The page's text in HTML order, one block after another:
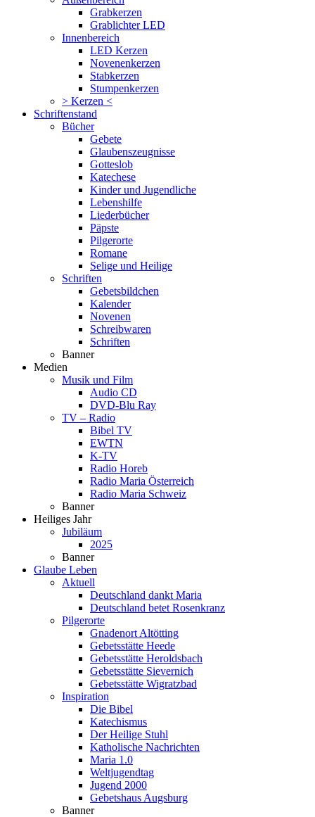
Grabkerzen
Grablichter LED
Innenbereich
LED Kerzen
Novenenkerzen
Stabkerzen
Stumpenkerzen
> Kerzen <
Schriftenstand
Bücher
Gebete
Glaubenszeugnisse
Gotteslob
Katechese
Kinder und Jugendliche
Lebenshilfe
Liederbücher
Päpste
Pilgerorte
Romane
Selige und Heilige
Schriften
Gebetsbildchen
Kalender
Novenen
Schreibwaren
Schriften
Banner
Medien
Musik und Film
Audio CD
DVD-Blu Ray
TV – Radio
Bibel TV
EWTN
K-TV
Radio Horeb
Radio Maria Österreich
Radio Maria Schweiz
Banner
Heiliges Jahr
Jubiläum
2025
Banner
Glaube Leben
Aktuell
Deutschland dankt Maria
Deutschland betet Rosenkranz
Pilgerorte
Gnadenort Altötting
Gebetsstätte Heede
Gebetsstätte Heroldsbach
Gebetsstätte Sievernich
Gebetsstätte Wigratzbad
Inspiration
Die Bibel
Katechismus
Der Heilige Stuhl
Katholische Nachrichten
Maria 1.0
Weltjugendtag
Jugend 2000
Gebetshaus Augsburg
Banner